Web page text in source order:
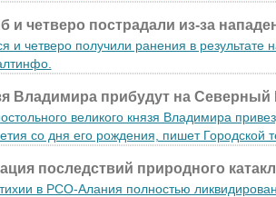
и четверо пострадали из-за
и четверо получили ранения в результате
Владимира прибудут на Северный
великого князя Владимира
со дня его рождения, пишет Городской
последствий природного
в РСО-Алания полностью